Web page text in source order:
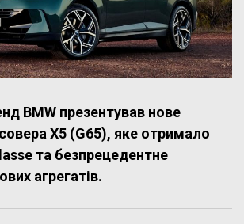
BMW презентував нове
X5 (G65), яке отримало
та безпрецедентне
агрегатів.